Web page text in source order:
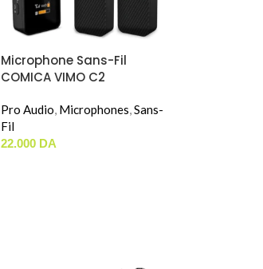
Microphone Sans-Fil
COMICA VIMO C2
Pro Audio, Microphones,Sans-
Fil
22.000 DA